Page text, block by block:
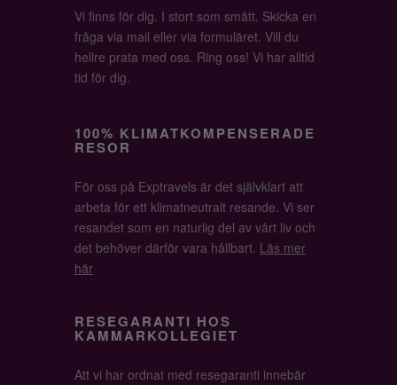
Vi finns för dig. I stort som smått. Skicka en
fråga via mail eller via formuläret. Vill du
hellre prata med oss. Ring oss! Vi har alltid
tid för dig.
100% KLIMATKOMPENSERADE
RESOR
För oss på Exptravels är det självklart att
arbeta för ett klimatneutralt resande. Vi ser
resandet som en naturlig del av vårt liv och
det behöver därför vara hållbart. Läs mer
här
RESEGARANTI HOS
KAMMARKOLLEGIET
Att vi har ordnat med resegaranti innebär